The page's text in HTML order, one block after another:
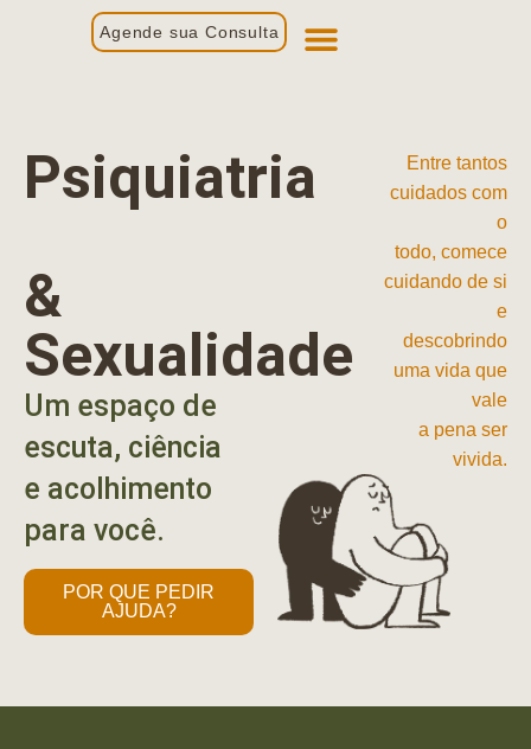
Agende sua Consulta
Psiquiatria
&
Sexualidade
Um espaço de
escuta, ciência
e acolhimento
para você.
POR QUE PEDIR
AJUDA?
Entre tantos
cuidados com
o
todo, comece
cuidando de si
e
descobrindo
uma vida que
vale
a pena ser
vivida.